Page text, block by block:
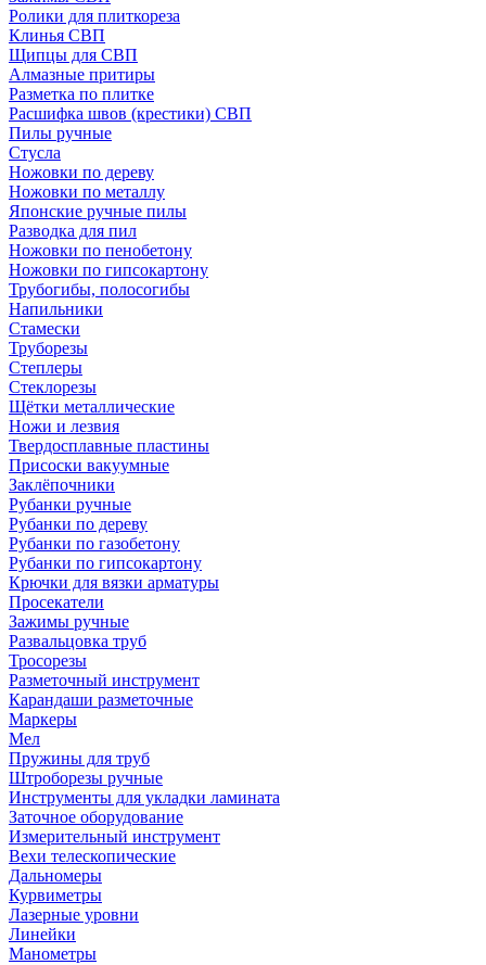
Ролики для плиткореза
Клинья СВП
Щипцы для СВП
Алмазные притиры
Разметка по плитке
Расшифка швов (крестики) СВП
Пилы ручные
Стусла
Ножовки по дереву
Ножовки по металлу
Японские ручные пилы
Разводка для пил
Ножовки по пенобетону
Ножовки по гипсокартону
Трубогибы, полосогибы
Напильники
Стамески
Труборезы
Степлеры
Стеклорезы
Щётки металлические
Ножи и лезвия
Твердосплавные пластины
Присоски вакуумные
Заклёпочники
Рубанки ручные
Рубанки по дереву
Рубанки по газобетону
Рубанки по гипсокартону
Крючки для вязки арматуры
Просекатели
Зажимы ручные
Развальцовка труб
Тросорезы
Разметочный инструмент
Карандаши разметочные
Маркеры
Мел
Пружины для труб
Штроборезы ручные
Инструменты для укладки ламината
Заточное оборудование
Измерительный инструмент
Вехи телескопические
Дальномеры
Курвиметры
Лазерные уровни
Линейки
Манометры